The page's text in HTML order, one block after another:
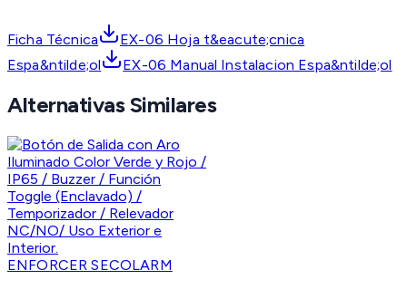
Ficha Técnica
EX-06 Hoja t&eacute;cnica
Espa&ntilde;ol
EX-06 Manual Instalacion Espa&ntilde;ol
Alternativas Similares
ENFORCER SECOLARM